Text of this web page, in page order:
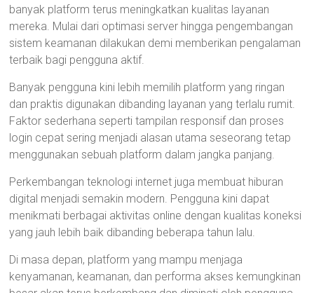
banyak platform terus meningkatkan kualitas layanan
mereka. Mulai dari optimasi server hingga pengembangan
sistem keamanan dilakukan demi memberikan pengalaman
terbaik bagi pengguna aktif.
Banyak pengguna kini lebih memilih platform yang ringan
dan praktis digunakan dibanding layanan yang terlalu rumit.
Faktor sederhana seperti tampilan responsif dan proses
login cepat sering menjadi alasan utama seseorang tetap
menggunakan sebuah platform dalam jangka panjang.
Perkembangan teknologi internet juga membuat hiburan
digital menjadi semakin modern. Pengguna kini dapat
menikmati berbagai aktivitas online dengan kualitas koneksi
yang jauh lebih baik dibanding beberapa tahun lalu.
Di masa depan, platform yang mampu menjaga
kenyamanan, keamanan, dan performa akses kemungkinan